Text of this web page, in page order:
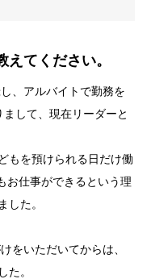
てください。
、アルバイトで勤務を
して、現在リーダーと
もを預けられる日だけ働
お仕事ができるという理
した。
をいただいてからは、
た。